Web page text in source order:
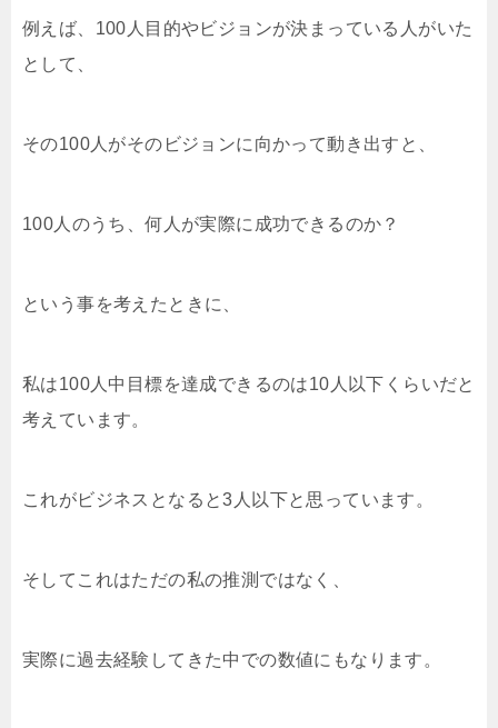
例えば、100人目的やビジョンが決まっている人がいた
として、
その100人がそのビジョンに向かって動き出すと、
100人のうち、何人が実際に成功できるのか？
という事を考えたときに、
私は100人中目標を達成できるのは10人以下くらいだと
考えています。
これがビジネスとなると3人以下と思っています。
そしてこれはただの私の推測ではなく、
実際に過去経験してきた中での数値にもなります。